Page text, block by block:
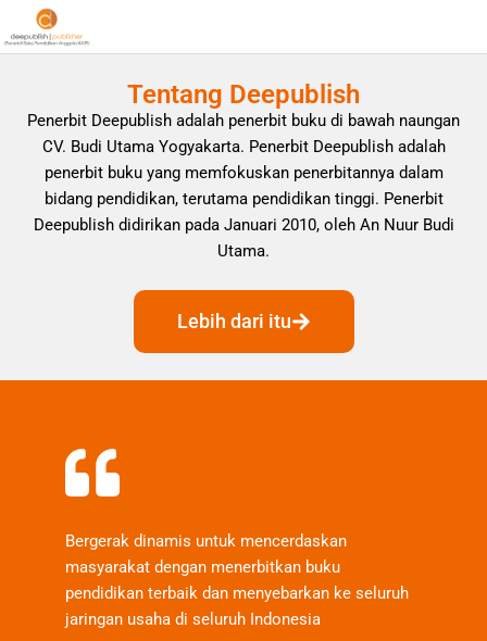
Tentang Deepublish
Penerbit Deepublish adalah penerbit buku di bawah naungan
CV. Budi Utama Yogyakarta. Penerbit Deepublish adalah
penerbit buku yang memfokuskan penerbitannya dalam
bidang pendidikan, terutama pendidikan tinggi. Penerbit
Deepublish didirikan pada Januari 2010, oleh An Nuur Budi
Utama.
Lebih dari itu
Bergerak dinamis untuk mencerdaskan
masyarakat dengan menerbitkan buku
pendidikan terbaik dan menyebarkan ke seluruh
jaringan usaha di seluruh Indonesia